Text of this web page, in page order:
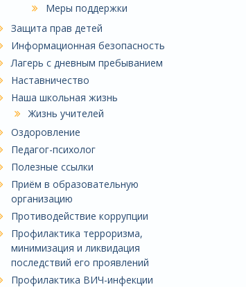
Меры поддержки
Защита прав детей
Информационная безопасность
Лагерь с дневным пребыванием
Наставничество
Наша школьная жизнь
Жизнь учителей
Оздоровление
Педагог-психолог
Полезные ссылки
Приём в образовательную
организацию
Противодействие коррупции
Профилактика терроризма,
минимизация и ликвидация
последствий его проявлений
Профилактика ВИЧ-инфекции